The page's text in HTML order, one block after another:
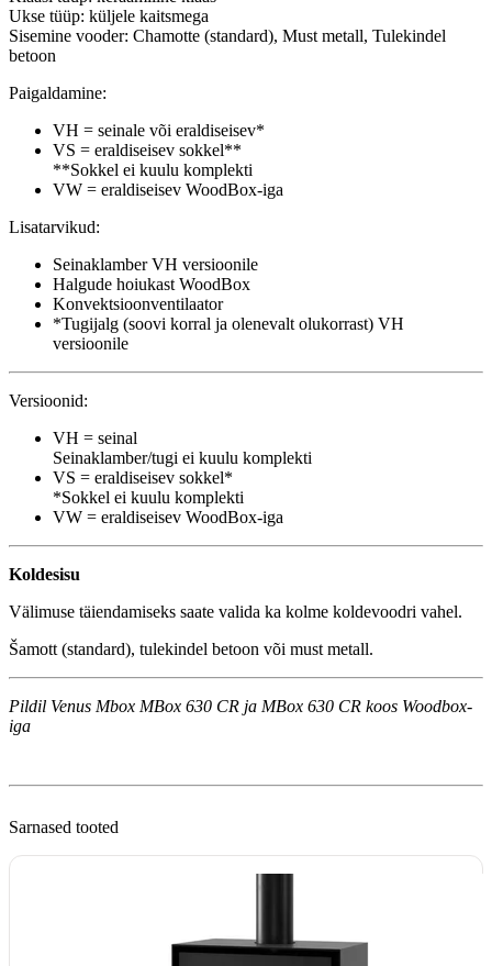
Ukse tüüp: küljele kaitsmega
Sisemine vooder: Chamotte (standard), Must metall, Tulekindel
betoon
Paigaldamine:
VH = seinale või eraldiseisev*
VS = eraldiseisev sokkel**
**Sokkel ei kuulu komplekti
VW = eraldiseisev WoodBox-iga
Lisatarvikud:
Seinaklamber VH versioonile
Halgude hoiukast WoodBox
Konvektsioonventilaator
*Tugijalg (soovi korral ja olenevalt olukorrast) VH
versioonile
Versioonid:
VH = seinal
Seinaklamber/tugi ei kuulu komplekti
VS = eraldiseisev sokkel*
*Sokkel ei kuulu komplekti
VW = eraldiseisev WoodBox-iga
Koldesisu
Välimuse täiendamiseks saate valida ka kolme koldevoodri vahel.
Šamott (standard), tulekindel betoon või must metall.
Pildil Venus Mbox MBox 630 CR ja MBox 630 CR koos Woodbox-
iga
Sarnased tooted